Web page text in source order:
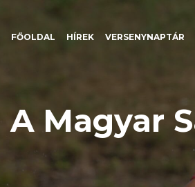
FŐOLDAL HÍREK VERSENYNAPTÁR
A Magyar